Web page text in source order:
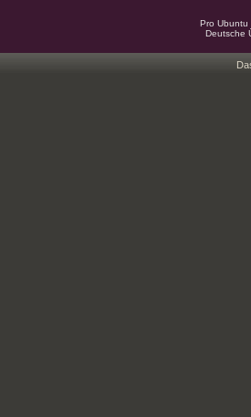
Pro
Deutsche